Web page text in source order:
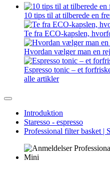
10 tips til at tilberede en
Te fra ECO-kapslen,
Hvordan vælger man en
Espresso tonic – et
alle artikler
Introduktion
Staresso - espresso
Professional filter basket |